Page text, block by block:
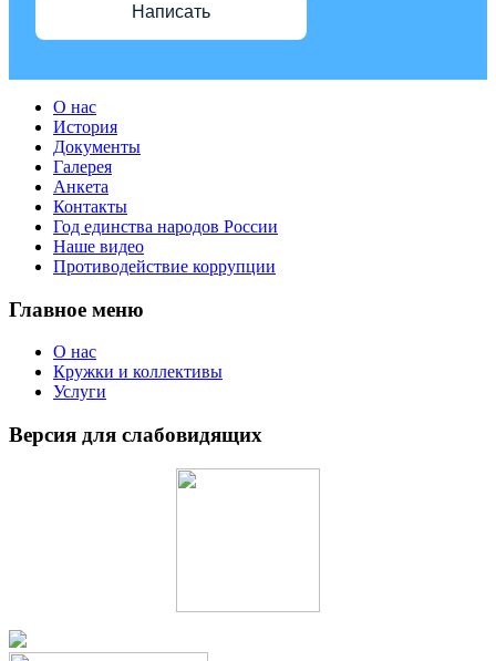
Написать
О нас
История
Документы
Галерея
Анкета
Контакты
Год единства народов России
Наше видео
Противодействие коррупции
Главное меню
О нас
Кружки и коллективы
Услуги
Версия для слабовидящих